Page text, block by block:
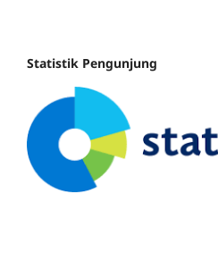
Statistik Pengunjung